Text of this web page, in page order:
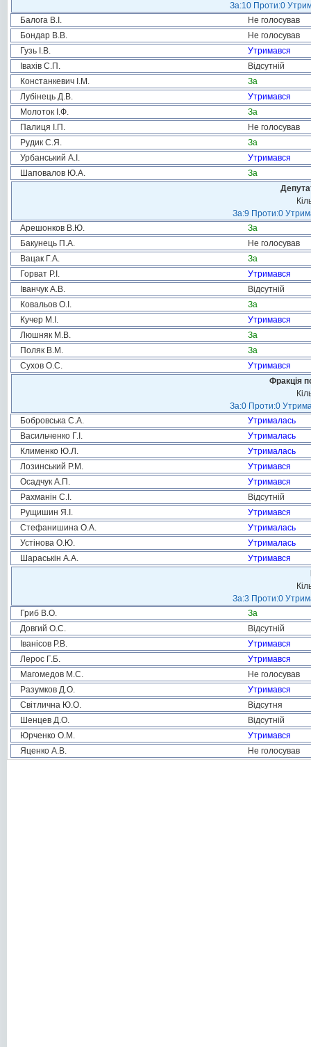
За:10 Проти:0
Балога В.І.
Не голосував
Бондар В.В.
Не голосував
Гузь І.В.
Утримався
Івахів С.П.
Відсутній
Констанкевич І.М.
За
Лубінець Д.В.
Утримався
Молоток І.Ф.
За
Палиця І.П.
Не голосував
Рудик С.Я.
За
Урбанський А.І.
Утримався
Шаповалов Ю.А.
За
За:9 Проти:0
Арешонков В.Ю.
За
Бакунець П.А.
Не голосував
Вацак Г.А.
За
Горват Р.І.
Утримався
Іванчук А.В.
Відсутній
Ковальов О.І.
За
Кучер М.І.
Утримався
Люшняк М.В.
За
Поляк В.М.
За
Сухов О.С.
Утримався
Фракція
За:0 Проти:0
Бобровська С.А.
Утрималась
Васильченко Г.І.
Утрималась
Клименко Ю.Л.
Утрималась
Лозинський Р.М.
Утримався
Осадчук А.П.
Утримався
Рахманін С.І.
Відсутній
Рущишин Я.І.
Утримався
Стефанишина О.А.
Утрималась
Устінова О.Ю.
Утрималась
Шараськін А.А.
Утримався
За:3 Проти:0
Гриб В.О.
За
Довгий О.С.
Відсутній
Іванісов Р.В.
Утримався
Лерос Г.Б.
Утримався
Магомедов М.С.
Не голосував
Разумков Д.О.
Утримався
Світлична Ю.О.
Відсутня
Шенцев Д.О.
Відсутній
Юрченко О.М.
Утримався
Яценко А.В.
Не голосував